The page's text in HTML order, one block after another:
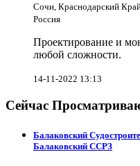
Сочи, Краснодарский
Россия
Проектирование и
любой сложности.
14-11-2022 13:13
Сейчас
Балаковский
Балаковский ССРЗ